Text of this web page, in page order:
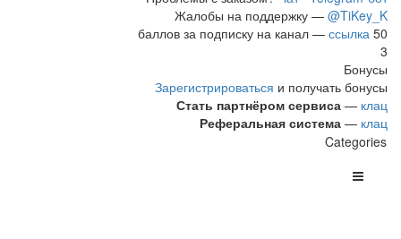
Жалобы на поддержку — @TiKey_K
50 баллов за подписку на канал —
ссылка
3
Бонусы
Зарегистрироваться и получать бонусы
Стать партнёром сервиса — клац
Реферальная система — клац
Categories